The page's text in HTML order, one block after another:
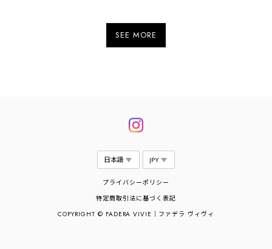
SEE MORE
プライバシーポリシー
特定商取引法に基づく表記
COPYRIGHT © FADERA VIVIE｜ファデラ ヴィヴィ